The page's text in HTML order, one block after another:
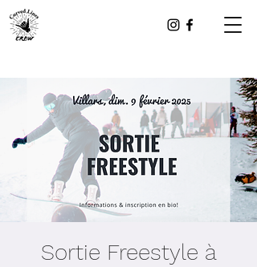
Sortie Freestyle à